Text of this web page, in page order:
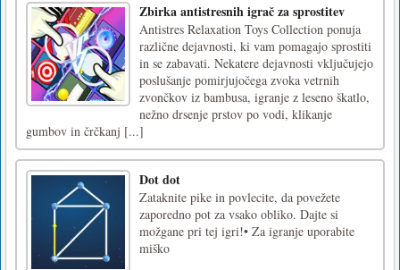
Zbirka antistresnih igrač za sprostitev
Antistres Relaxation Toys Collection ponuja
različne dejavnosti, ki vam pomagajo sprostiti
in se zabavati. Nekatere dejavnosti vključujejo
poslušanje pomirjujočega zvoka vetrnih
zvončkov iz bambusa, igranje z leseno škatlo,
nežno drsenje prstov po vodi, klikanje
gumbov in črčkanj [...]
Dot dot
Zataknite pike in povlecite, da povežete
zaporedno pot za vsako obliko. Dajte si
možgane pri tej igri!• Za igranje uporabite
miško